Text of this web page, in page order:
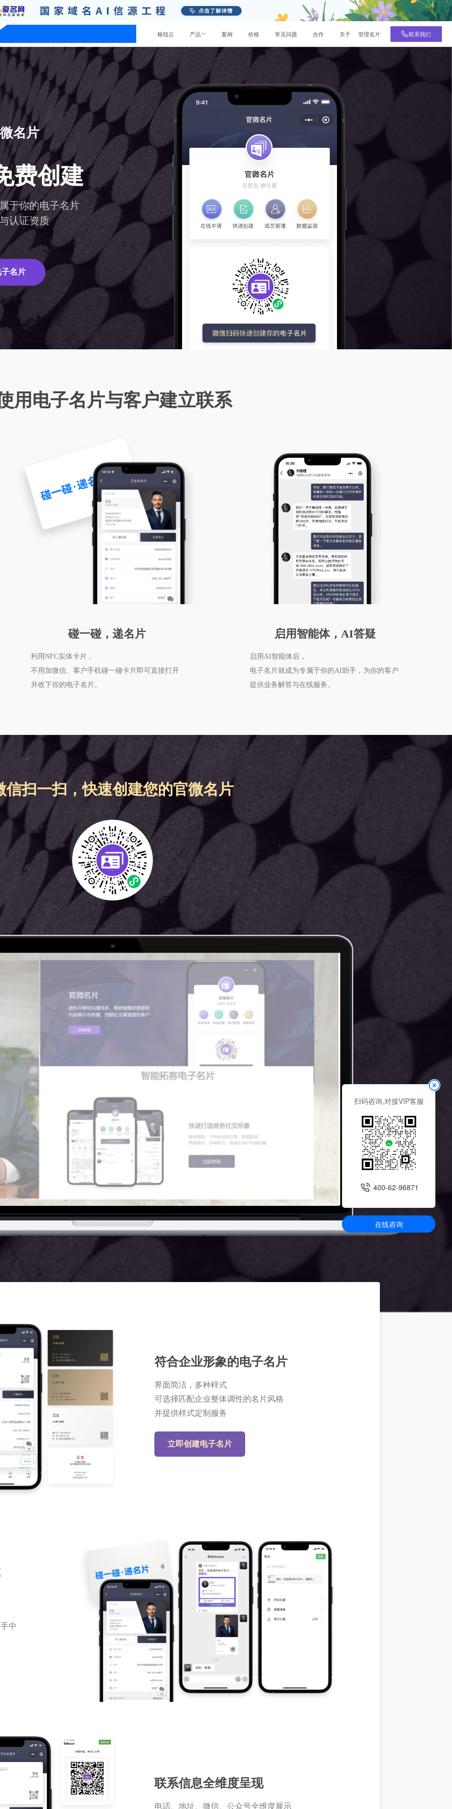
枢纽云 产品 案例 价格 常见问题 合作 关于 管理名片 联系我们
预约回电
无需等候
提交预约，我们会按时回电
预约回电
在线聊天
了解您的需求、帮您提供解决方案
在线聊天
营销方法
技术分享
博客 帮助
销
中台
、视频、文件等内容管理安全存
随用随取
社交营销
享、分发和对应数据，分析更
光和引流
知识库
知识库让员工高效转化客户、
户成功
素材库
库与素材库集中管理积累，合
规避侵权违规风险
链接推广
业务表单
用于调研、报名、预约和投票自动归
集获取反馈数据
微名片降低沟通成本帮助销售获客提
效
对接企业微信
打通企业微信，极大释放客户连接能
在线客服
数据中台
私域数据沉淀
把控全局，数据全面监听变化让数据
为营销指南
商机线索管理
让每个客户都能第一时间接待，帮助
企业提升销售业绩
牌官网
体系信息在线管理
、试驾、买卖租赁
率和公共服务水平
率，解决成员管理
小程序
商城小程序
微信小程序端的商城系统
官网小程序
微信小程序端的官方网站
其它
业务表单
跨境电商
数字化出海跨境电商，支持PayPal、
Stripe
快速搭建垂直人才招聘平台，支持企业端
发布招聘及查看简历
营学堂
程
建站与网页制作教程
系统功能教程
作视频，快速掌握新技巧
营销干货视频讲解
网Vlog
官微中心一个后台的数
的视频内容，通过全视频网站
展示
可能遇到的常见问题并解答
客户中心
LTD学院
LTD方法论、Martech、入站营销、DTC
模式营销等营销干货
营销干货
LTD方法论、Martech、入站营销、DTC
营销、营销指南等分享
数字化网站案例
询等各类型客户
客户案例
品牌集团、汽车房产、医疗预约、法律咨
询等各类型客户
行业支持
杭州电子商务研究院
企业微信服务商
Martech产业云图
名片
费创建
名片
于你的电子名片
认证资质
用电子名片与客户建立联系
利用NFC实体卡片，
不用加微信、客户手机碰一碰卡片即可直接打开
并收下你的电子名片。
启用智能体，AI答疑
启用AI智能体后，
电子名片就成为专属于你的AI助手，为你的客户
提供业务解答与在线服务。
碰一碰，递名片
信扫一扫，快速创建您的官微名片
立即创建电子名片
符合企业形象的电子名片
界面简洁，多种样式
可选择匹配企业整体调性的名片风格
并提供样式定制服务
中
联系信息全维度呈现
电话、地址、微信、公众号全维度展示
扫码咨询,对接VIP客服
400-62-96871
在线咨询